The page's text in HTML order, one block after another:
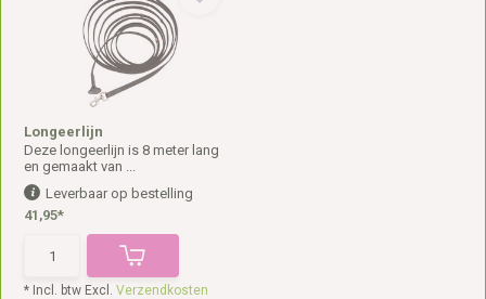
Longeerlijn
Deze longeerlijn is 8 meter lang
en gemaakt van ...
Leverbaar op bestelling
41,95*
* Incl. btw Excl.Verzendkosten